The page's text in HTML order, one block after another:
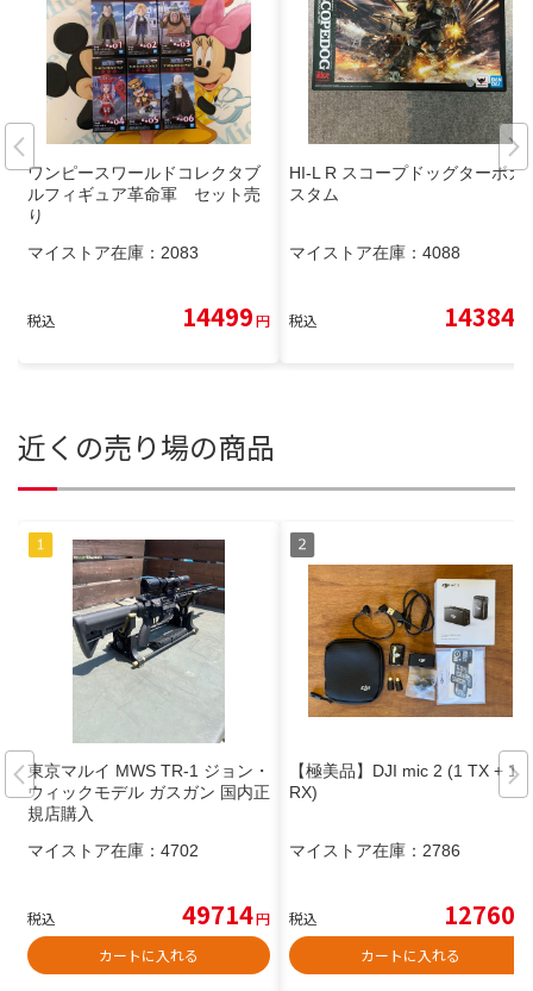
ワンピースワールドコレクタブ
ルフィギュア革命軍 セット売
り
マイストア在庫： 2083
税込 14499円
HI-L R スコープドッグターボカ
スタム
マイストア在庫： 4088
税込 14384
近くの売り場の商品
東京マルイ MWS TR-1 ジョン・
ウィックモデル ガスガン 国内正
規店購入
マイストア在庫： 4702
税込 49714円
カートに入れる
【極美品】DJI mic 2 (1 TX + 1
RX)
マイストア在庫： 2786
税込 12760
カートに入れる